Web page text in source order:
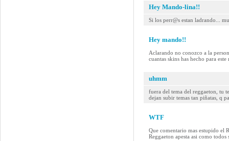
Hey Mando-lina!!
Si los perr@s estan ladrando...
Hey mando!!
Aclarando no conozco a la
cuantas skins has hecho para
uhmm
fuera del tema del reggaeton, tu
dejan subir temas tan piñatas, q
WTF
Que comentario mas estupido el
Reggaeton apesta asi como